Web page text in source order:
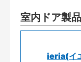
室内ドア製
ieria(イ